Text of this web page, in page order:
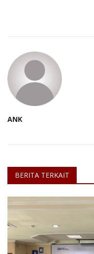
ANK
BERITA TERKAIT